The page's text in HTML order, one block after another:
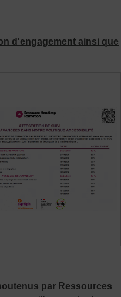
d'engagement ainsi que
par Ressources